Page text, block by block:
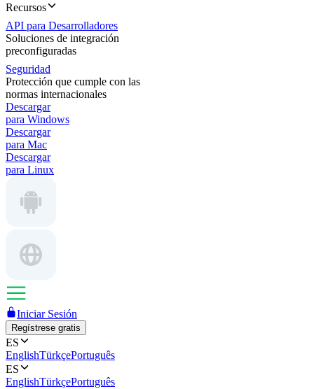
Recursos
API para Desarrolladores
Soluciones de integración
preconfiguradas
Seguridad
Protección que cumple con las
normas internacionales
Descargar
para Windows
Descargar
para Mac
Descargar
para Linux
Iniciar Sesión
Regístrese gratis
ES
EnglishTürkçePortuguês
ES
EnglishTürkçePortuguês